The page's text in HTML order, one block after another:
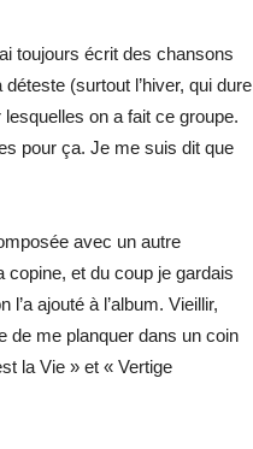
toujours écrit des chansons
(surtout l’hiver, qui dure
on a fait ce groupe.
pour ça. Je me suis dit que
avec un autre
et du coup je gardais
ajouté à l’album. Vieillir,
de me planquer dans un coin
la Vie » et « Vertige